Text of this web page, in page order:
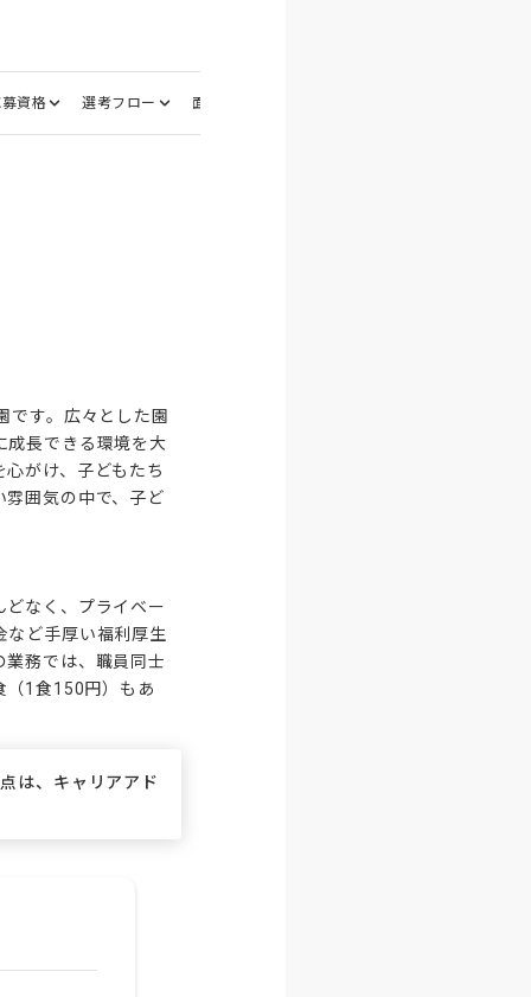
資格 選考フロー 面接地
です。広々とした園
成長できる環境を大
がけ、子どもたち
囲気の中で、子ど
なく、プライベー
など手厚い福利厚生
務では、職員同士
（1食150円）もあ
は、キャリアアド